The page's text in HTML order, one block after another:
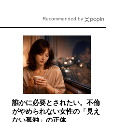
誰かに必要とされたい。不倫
がやめられない女性の「見え
ない孤独」の正体
Recommended by